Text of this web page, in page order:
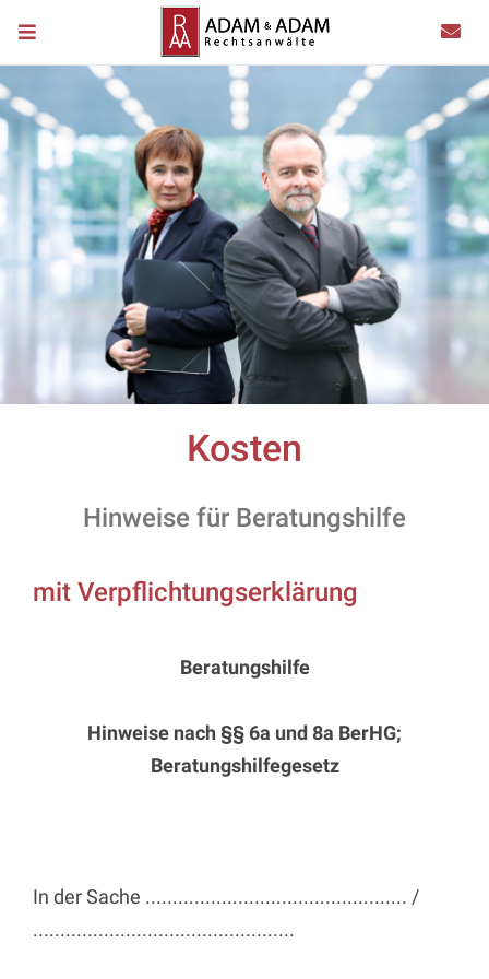
Kosten
Hinweise für Beratungshilfe
mit Verpflichtungserklärung
Beratungshilfe
Hinweise nach §§ 6a und 8a BerHG;
Beratungshilfegesetz
In der Sache ................................................ /
................................................